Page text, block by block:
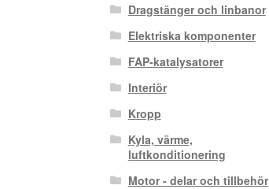
Dragstänger och linbanor
Elektriska komponenter
FAP-katalysatorer
Interiör
Kropp
Kyla, värme,
luftkonditionering
Motor - delar och tillbehör